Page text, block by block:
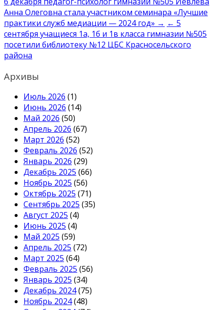
Навигация
по
записям
Анна Олеговна стала участником семинара «Лучшие
практики служб медиации — 2024 год» → ← 5
сентября учащиеся 1а, 1б и 1в класса гимназии №505
посетили библиотеку №12 ЦБС Красносельского
района
Архивы
Июль 2026 (1)
Июнь 2026 (14)
Май 2026 (50)
Апрель 2026 (67)
Март 2026 (52)
Февраль 2026 (52)
Январь 2026 (29)
Декабрь 2025 (66)
Ноябрь 2025 (56)
Октябрь 2025 (71)
Сентябрь 2025 (35)
Август 2025 (4)
Июнь 2025 (4)
Май 2025 (59)
Апрель 2025 (72)
Март 2025 (64)
Февраль 2025 (56)
Январь 2025 (34)
Декабрь 2024(75)
Ноябрь 2024(48)